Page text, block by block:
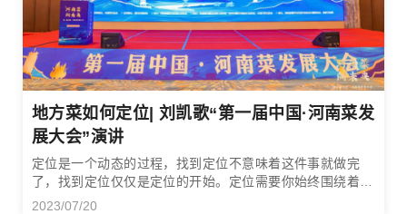
地方菜如何定位| 刘凯歌“第一届中国·河南菜发
展大会”演讲
定位是一个动态的过程，找到定位不意味着这件事就做完
了，找到定位仅仅是定位的开始。定位需要你始终围绕着你
的优势位置，然后还要做强这个优势位置，最后你要做大这
2023/07/20